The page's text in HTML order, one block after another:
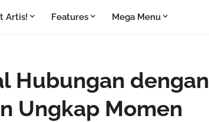
Artis! Features Mega Menu
Hubungan dengan
Ungkap Momen